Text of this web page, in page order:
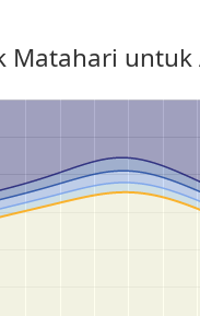
Matahari untuk